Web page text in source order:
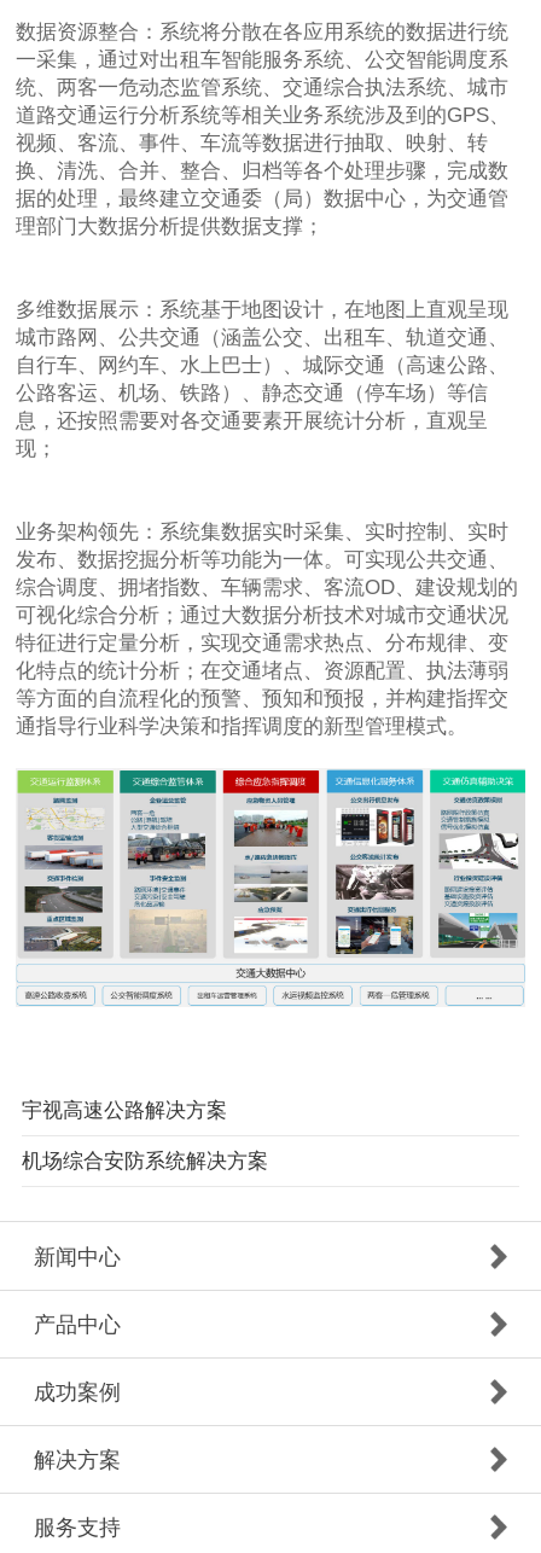
数据资源整合：系统将分散在各应用系统的数据进行统
一采集，通过对出租车智能服务系统、公交智能调度系
统、两客一危动态监管系统、交通综合执法系统、城市
道路交通运行分析系统等相关业务系统涉及到的GPS、
视频、客流、事件、车流等数据进行抽取、映射、转
换、清洗、合并、整合、归档等各个处理步骤，完成数
据的处理，最终建立交通委（局）数据中心，为交通管
理部门大数据分析提供数据支撑；
多维数据展示：系统基于地图设计，在地图上直观呈现
城市路网、公共交通（涵盖公交、出租车、轨道交通、
自行车、网约车、水上巴士）、城际交通（高速公路、
公路客运、机场、铁路）、静态交通（停车场）等信
息，还按照需要对各交通要素开展统计分析，直观呈
现；
业务架构领先：系统集数据实时采集、实时控制、实时
发布、数据挖掘分析等功能为一体。可实现公共交通、
综合调度、拥堵指数、车辆需求、客流OD、建设规划的
可视化综合分析；通过大数据分析技术对城市交通状况
特征进行定量分析，实现交通需求热点、分布规律、变
化特点的统计分析；在交通堵点、资源配置、执法薄弱
等方面的自流程化的预警、预知和预报，并构建指挥交
通指导行业科学决策和指挥调度的新型管理模式。
宇视高速公路解决方案
机场综合安防系统解决方案
新闻中心
产品中心
成功案例
解决方案
服务支持